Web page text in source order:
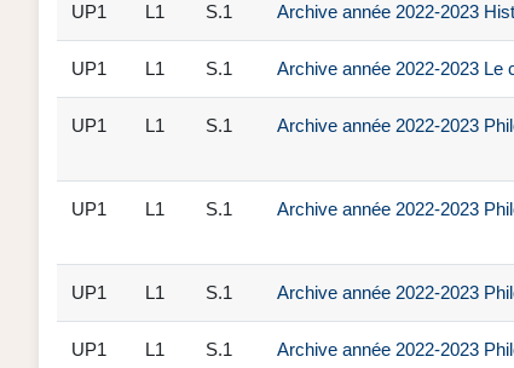
UP1 L1 S.1 Archive année 2022-2023
UP1 L1 S.1 Archive année 2022-2023 Le
UP1 L1 S.1 Archive année 2022-2023
UP1 L1 S.1 Archive année 2022-2023
UP1 L1 S.1 Archive année 2022-2023
UP1 L1 S.1 Archive année 2022-2023